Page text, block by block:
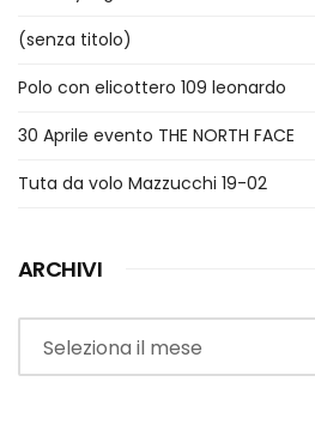
(senza titolo)
Polo con elicottero 109 leonardo
30 Aprile evento THE NORTH FACE
Tuta da volo Mazzucchi 19-02
ARCHIVI
Archivi